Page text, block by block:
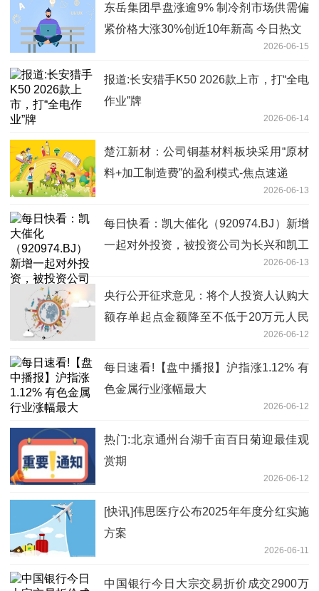
东岳集团早盘涨逾9% 制冷剂市场供需偏
紧价格大涨30%创近10年新高 今日热文
2026-06-15
报道:长安猎手K50 2026款上市，打“全电
作业”牌
2026-06-14
楚江新材：公司铜基材料板块采用“原材
料+加工制造费”的盈利模式-焦点速递
2026-06-13
每日快看：凯大催化（920974.BJ）新增
一起对外投资，被投资公司为长兴和凯工
2026-06-13
央行公开征求意见：将个人投资人认购大
额存单起点金额降至不低于20万元人民
2026-06-12
每日速看!【盘中播报】沪指涨1.12% 有
色金属行业涨幅最大
2026-06-12
热门:北京通州台湖千亩百日菊迎最佳观
赏期
2026-06-12
[快讯]伟思医疗公布2025年年度分红实施
方案
2026-06-11
中国银行今日大宗交易折价成交2900万